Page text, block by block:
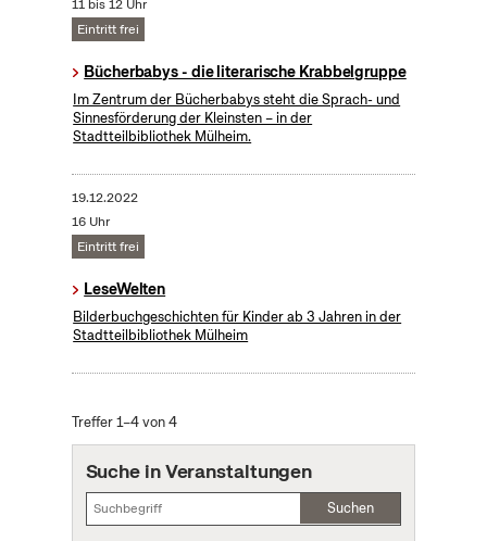
11 bis 12 Uhr
Eintritt frei
Bücherbabys - die literarische Krabbelgruppe
Im Zentrum der Bücherbabys steht die Sprach- und
Sinnesförderung der Kleinsten – in der
Stadtteilbibliothek Mülheim.
19.12.2022
16 Uhr
Eintritt frei
LeseWelten
Bilderbuchgeschichten für Kinder ab 3 Jahren in der
Stadtteilbibliothek Mülheim
Treffer 1–4 von 4
Suche in Veranstaltungen
Suchen